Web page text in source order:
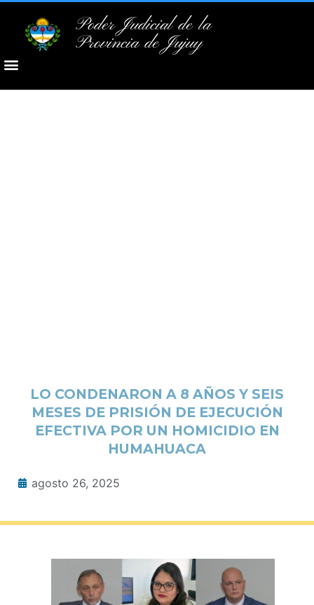
Poder Judicial de la
Provincia de Jujuy
LO CONDENARON A 8 AÑOS Y SEIS
MESES DE PRISIÓN DE EJECUCIÓN
EFECTIVA POR UN HOMICIDIO EN
HUMAHUACA
agosto 26, 2025